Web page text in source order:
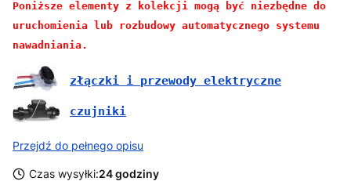
Poniższe elementy z kolekcji mogą być niezbędne do
uruchomienia lub rozbudowy automatycznego systemu
nawadniania.
złączki i przewody elektryczne
czujniki
Przejdź do pełnego opisu
Czas wysyłki:24 godziny